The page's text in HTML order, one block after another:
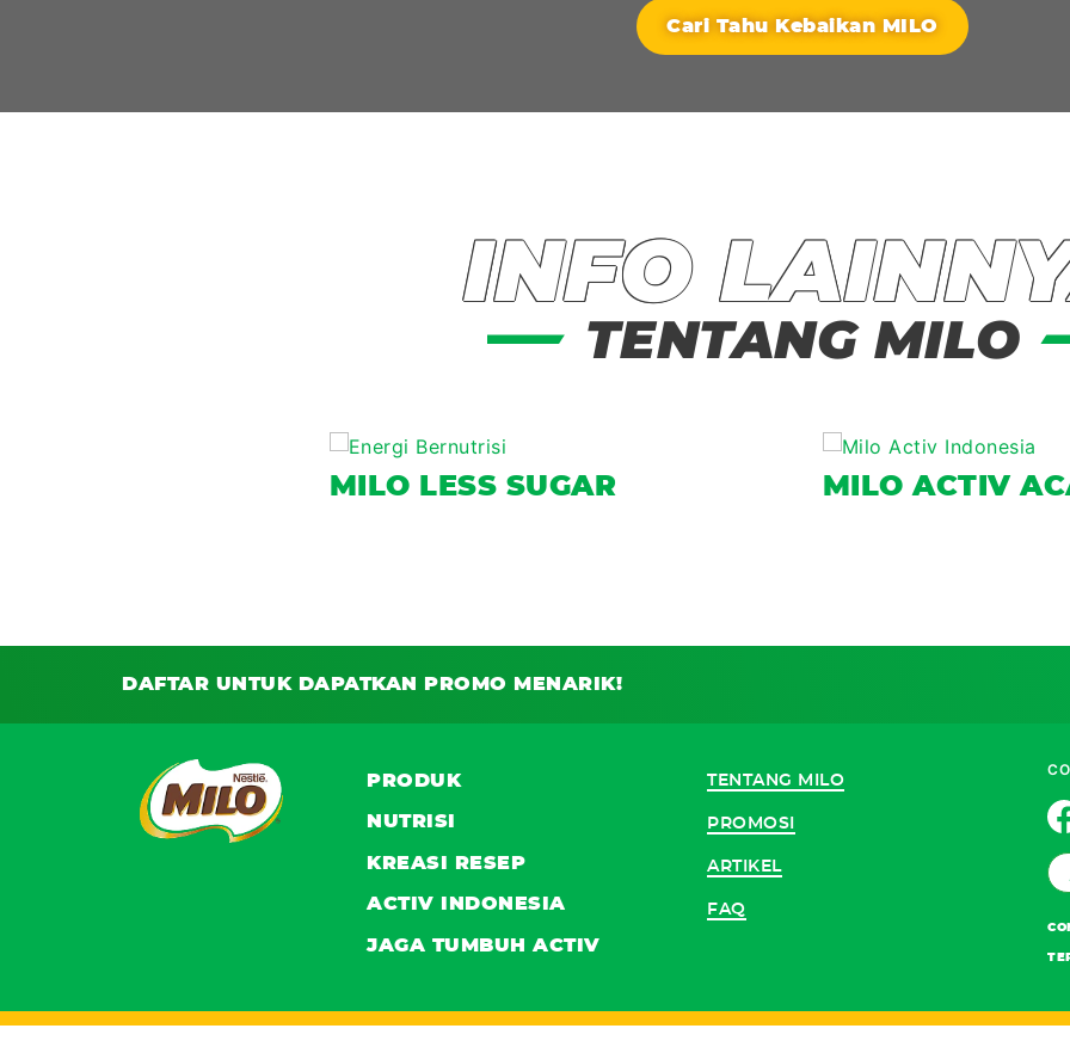
Cari Tahu Kebaikan MILO
INFO
TENTANG MILO
MILO LESS SUGAR MILO ACTIV
DAFTAR UNTUK DAPATKAN PROMO MENARIK!
PRODUK
NUTRISI
KREASI RESEP
ACTIV INDONESIA
JAGA TUMBUH ACTIV
TENTANG MILO
PROMOSI
ARTIKEL
FAQ